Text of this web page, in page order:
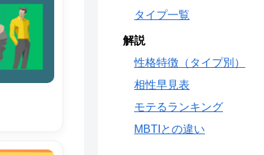
タイプ一覧
解説
性格特徴（タイプ別）
相性早見表
モテるランキング
MBTIとの違い